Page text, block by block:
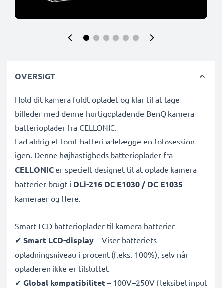
OVERSIGT
Hold dit kamera fuldt opladet og klar til at tage
billeder med denne hurtigopladende BenQ kamera
batterioplader fra CELLONIC.
Lad aldrig et tomt batteri ødelægge en fotosession
igen. Denne højhastigheds batterioplader fra
CELLONIC er specielt designet til at oplade kamera
batterier brugt i DLi-216 DC E1030 / DC E1035
kameraer og flere.
Smart LCD batterioplader til kamera batterier
✔ Smart LCD-display – Viser batteriets
opladningsniveau i procent (f.eks. 100%), selv når
opladeren ikke er tilsluttet
✔ Global kompatibilitet – 100V–250V fleksibel input